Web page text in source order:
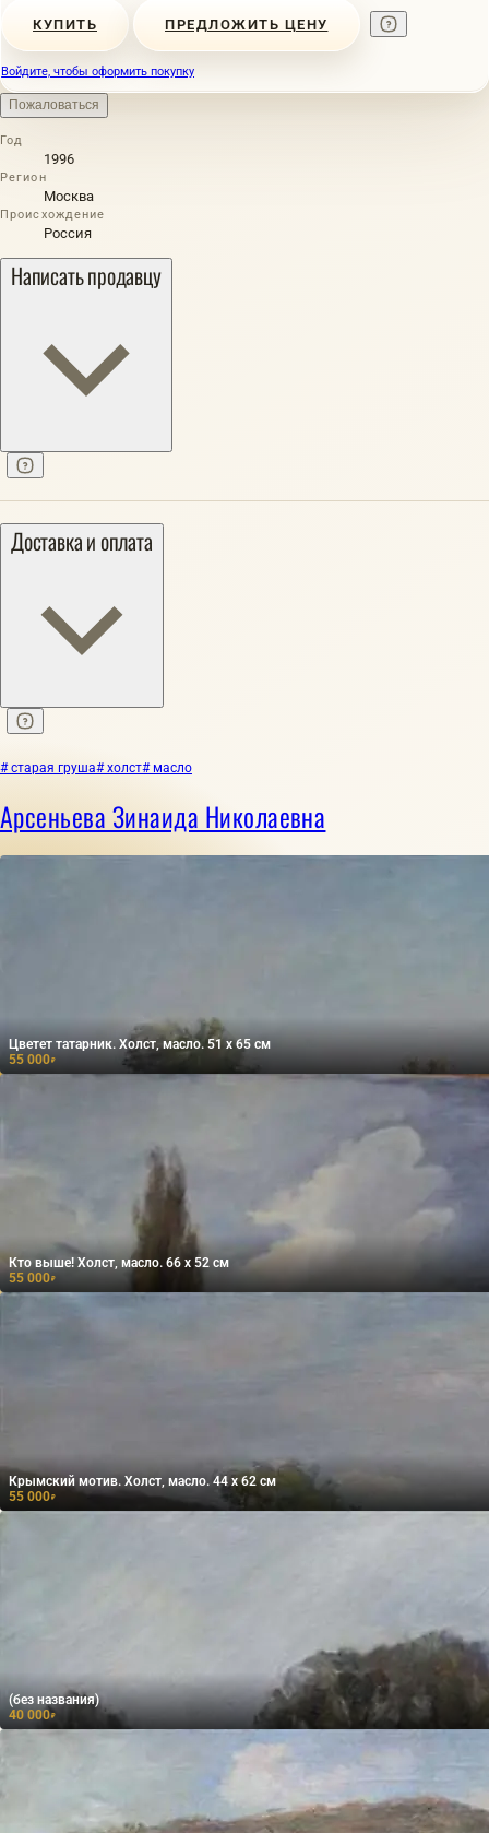
КУПИТЬ ПРЕДЛОЖИТЬ ЦЕНУ
Войдите, чтобы оформить покупку
Пожаловаться
Год
1996
Регион
Москва
Происхождение
Россия
Написать продавцу
Доставка и оплата
# старая груша# холст# масло
Арсеньева Зинаида Николаевна
Цветет татарник. Холст, масло. 51 х 65 см
55 000₽
Кто выше! Холст, масло. 66 х 52 см
55 000₽
Крымский мотив. Холст, масло. 44 х 62 см
55 000₽
(без названия)
40 000₽